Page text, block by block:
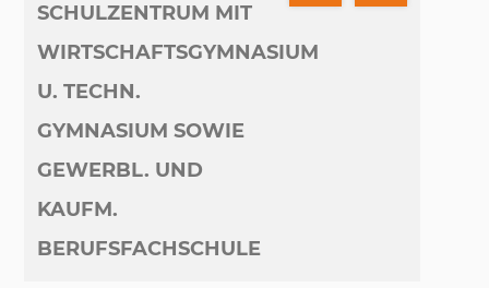
SCHULZENTRUM MIT
WIRTSCHAFTSGYMNASIUM
U. TECHN.
GYMNASIUM SOWIE
GEWERBL. UND
KAUFM.
BERUFSFACHSCHULE